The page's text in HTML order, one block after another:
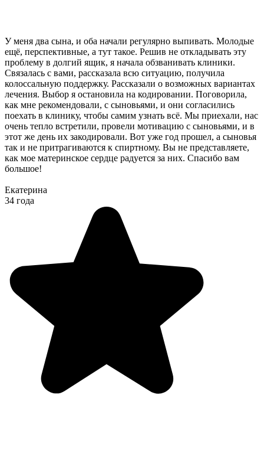
У меня два сына, и оба начали регулярно выпивать. Молодые
ещё, перспективные, а тут такое. Решив не откладывать эту
проблему в долгий ящик, я начала обзванивать клиники.
Связалась с вами, рассказала всю ситуацию, получила
колоссальную поддержку. Рассказали о возможных вариантах
лечения. Выбор я остановила на кодировании. Поговорила,
как мне рекомендовали, с сыновьями, и они согласились
поехать в клинику, чтобы самим узнать всё. Мы приехали, нас
очень тепло встретили, провели мотивацию с сыновьями, и в
этот же день их закодировали. Вот уже год прошел, а сыновья
так и не притрагиваются к спиртному. Вы не представляете,
как мое материнское сердце радуется за них. Спасибо вам
большое!
Екатерина
34 года